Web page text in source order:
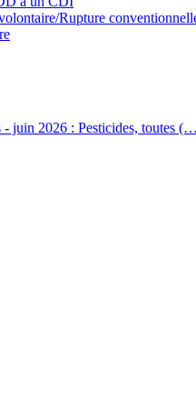
Rupture
- juin 2026 : Pesticides, toutes